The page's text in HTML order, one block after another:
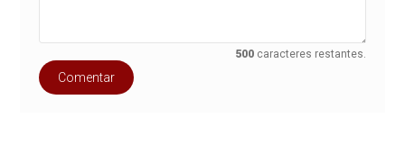
500 caracteres restantes.
Comentar